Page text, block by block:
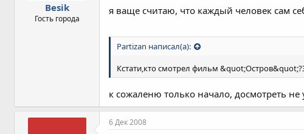
Besik
Гость города
я ваще считаю, что каждый человек сам
Partizan написал(а):
Кстати,кто смотрел фильм
к сожаленю только начало, досмотреть не
6 Дек 2008